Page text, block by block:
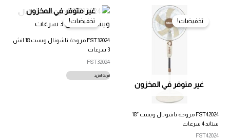
غير متوفر في المخزون
تخفيضات!
FST42024 مروحة ناشونال ويست ”18
ستاند 4 سرعات
FST42024
غير متوفر في المخزون
تخفيضات!
FST32024 مروحة ناشونال ويست 18 انش
3 سرعات
FST32024
قراءة المزيد